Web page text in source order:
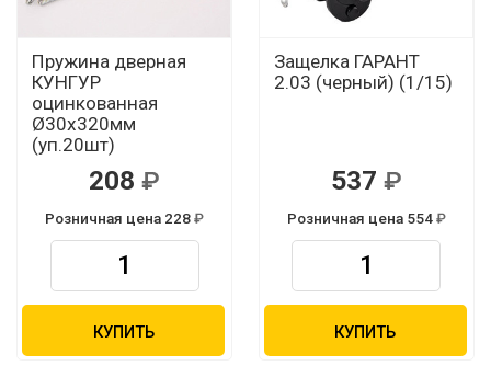
Пружина дверная
КУНГУР
оцинкованная
Ø30х320мм
(уп.20шт)
208
Розничная цена 228
КУПИТЬ
Защелка ГАРАНТ
2.03 (черный) (1/15)
537
Розничная цена 554
КУПИТЬ